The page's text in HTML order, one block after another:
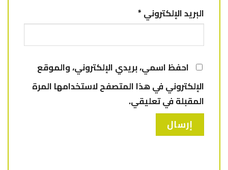
البريد الإلكتروني*
احفظ اسمي، بريدي الإلكتروني، والموقع
الإلكتروني في هذا المتصفح لاستخدامها المرة
المقبلة في تعليقي.